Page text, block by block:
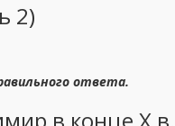
2)
ответа.